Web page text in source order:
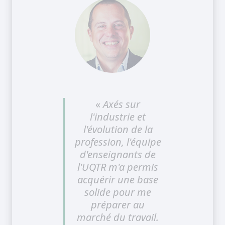
«Axés sur
l'industrie et
l'évolution de la
profession, l'équipe
d'enseignants de
l'UQTR m'a permis
acquérir une base
solide pour me
préparer au
marché du travail.